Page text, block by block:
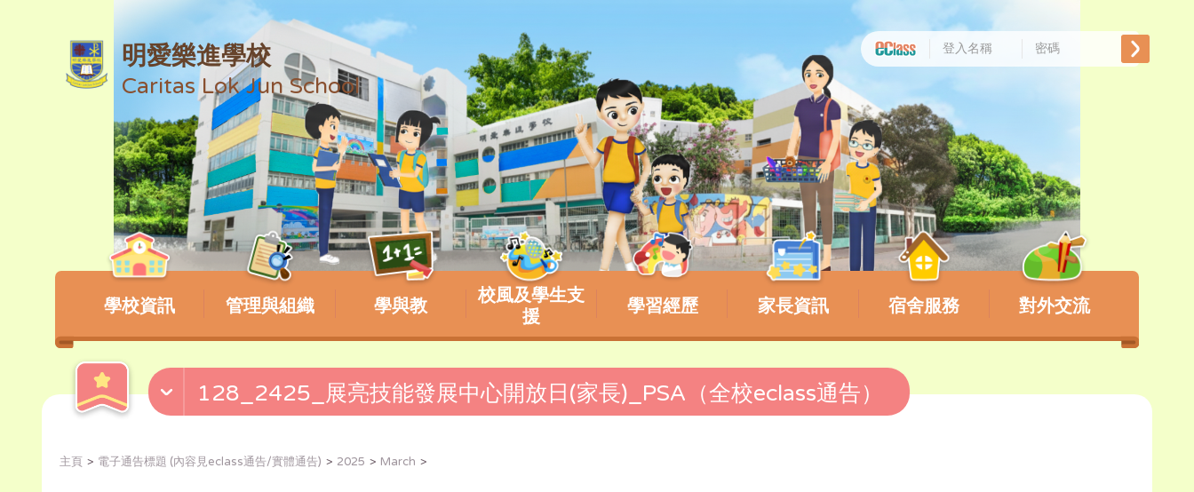
明愛樂進學校
Caritas Lok Jun School
學校資訊 管理與組織 學與教
校風及學生支
援
學習經歷 家長資訊 宿舍服務 對外交流
128_2425_展亮技能發展中心開放日(家長)_PSA（全校eclass通告）
主頁 電子通告標題 (內容見eclass通告/實體通告) 2025 March